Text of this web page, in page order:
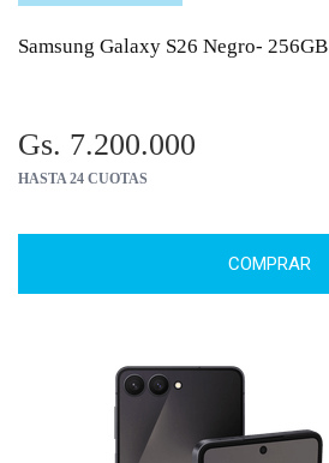
Samsung Galaxy S26 Negro- 256GB
Gs. 7.200.000
HASTA 24 CUOTAS
COMPRAR